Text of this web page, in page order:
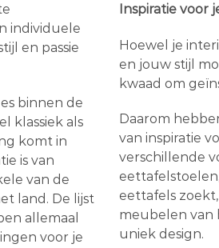
individuele
en passie
binnen de
klassiek als
komt in
is van
van de
land. De lijst
allemaal
voor je
Inspiratie voor
Hoewel je
en jouw stijl
kwaad om
Daarom
van inspiratie
verschillende
eettafels
meubelen van
uniek design.